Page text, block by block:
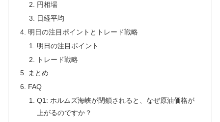
円相場
日経平均
明日の注目ポイントとトレード戦略
明日の注目ポイント
トレード戦略
まとめ
FAQ
Q1: ホルムズ海峡が閉鎖されると、なぜ原油価格が
上がるのですか？